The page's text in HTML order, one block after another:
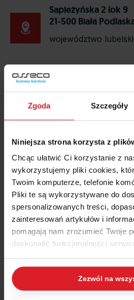
Zgoda Szczegóły
Niniejsza strona korzysta z
Chcąc ułatwić Ci korzystanie z
wykorzystujemy pliki cookies,
Twoim komputerze, telefonie
Pliki te są wykorzystywane do
spersonalizowanych treści,
zainteresowań artykułów i
pomagają nam zrozumieć Twoje
doskonalić funkcjonalności
Część z plików jest niezbędna do
serwisu i jego funkcjonalności.
zgody na zapisywanie plików
Zezwól na
Sapieżyńska 2 lok 9
21-500 Biała
województwo
Obszar działania firmy:
Informacje